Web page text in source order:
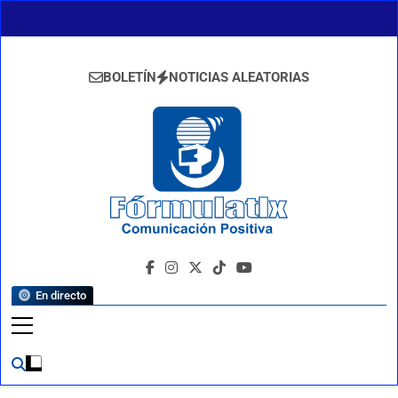
BOLETÍN NOTICIAS ALEATORIAS
En directo
FormulaTlx
Comunicación Positiva